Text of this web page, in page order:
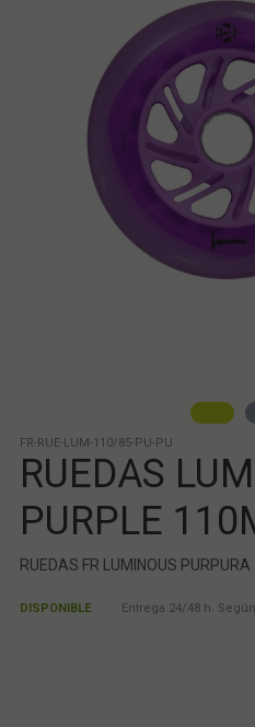
FR-RUE-LUM-110/85-PU-PU
RUEDAS
PURPLE
RUEDAS FR LUMINOUS
DISPONIBLE Entrega 24/48 h.